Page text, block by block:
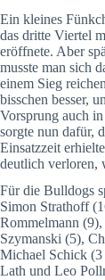
Ein kleines
das dritte Viertel
eröffnete. Aber
musste man sich
einem Sieg
bisschen besser,
Vorsprung auch
sorgte nun dafür,
Einsatzzeit
deutlich verloren,
Für die Bulldogs
Simon Strathoff
Rommelmann
Szymanski (5),
Michael Schick (3
Lath und Leo